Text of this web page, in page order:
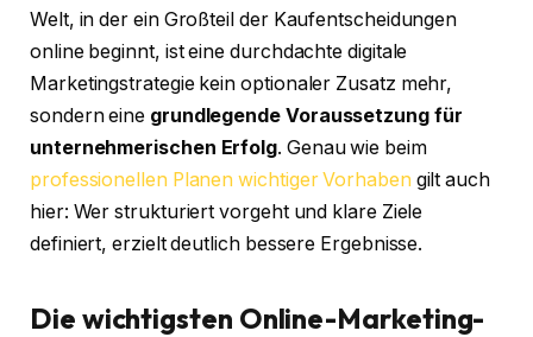
Welt, in der ein Großteil der Kaufentscheidungen
online beginnt, ist eine durchdachte digitale
Marketingstrategie kein optionaler Zusatz mehr,
sondern eine grundlegende Voraussetzung für
unternehmerischen Erfolg. Genau wie beim
professionellen Planen wichtiger Vorhaben gilt auch
hier: Wer strukturiert vorgeht und klare Ziele
definiert, erzielt deutlich bessere Ergebnisse.
Die wichtigsten Online-Marketing-